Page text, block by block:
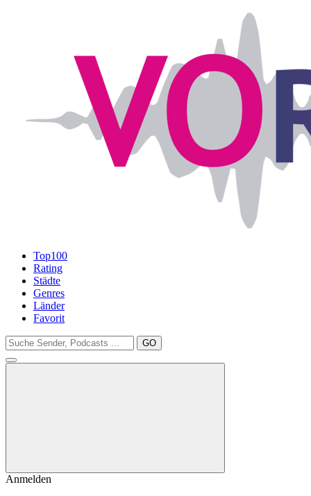
Top100
Rating
Städte
Genres
Länder
Favorit
GO
Anmelden